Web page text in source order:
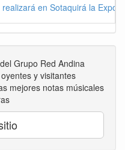
en Sotaquirá la
Grupo Red Andina
y visitantes
mejores notas músicales